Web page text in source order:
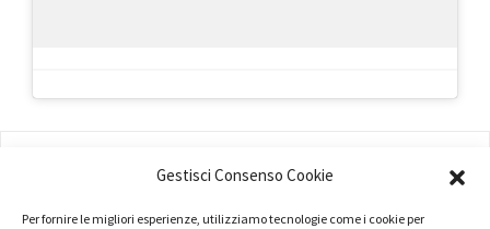
Gestisci Consenso Cookie
Per fornire le migliori esperienze, utilizziamo tecnologie come i cookie per